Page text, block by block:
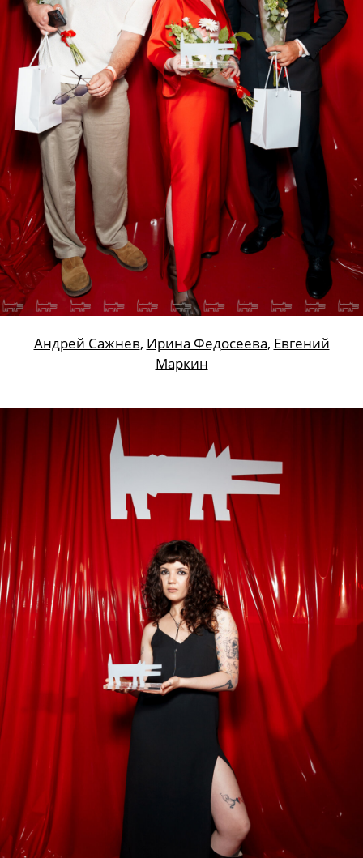
Анастасия Тихомирова
Андрей Сажнев Ирина Федосеева
Евгений